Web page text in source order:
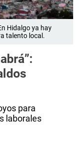
Hidalgo ya hay
talento local.
para
laborales